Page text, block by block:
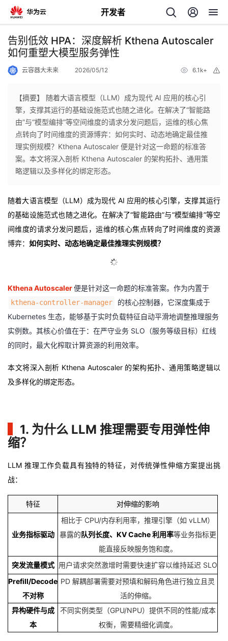
开发者
返
回
个
人
主
页
我
的
开
发
者
博
客
的
论
坛
我
的
圈
我
的
我
动
关
注
我
的
开
发
堂
我
的
我
证
实
验
的
收
我
的
Programs
我
的
我
的
技
持
我
的
建
议
告别低效 HPA：深度解析 Kthena Autoscaler
如何重塑大模型服务弹性
云容器大未来 2026/05/12 6.1k+
【摘要】 随着大语言模型（LLM）成为现代 AI 应用的核心引
擎，支撑其运行的基础设施范式也随之进化。在解决了“智能路
由”与“模型编排”等空间维度的请求分发问题后，运维的核心焦
点转向了时间维度的资源博弈：如何实时、动态地确定最佳推
理实例规模？Kthena Autoscaler 便是针对这一命题的标准答
案。本文将深入剖析 Kthena Autoscaler 的架构拓扑、通用策
略逻辑以及多样化的绑定形态。
随着大语言模型（LLM）成为现代 AI 应用的核心引擎，支撑其运行
的基础设施范式也随之进化。在解决了“智能路由”与“模型编排”等空
间维度的请求分发问题后，运维的核心焦点转向了时间维度的资源
博弈： 如何实时、动态地确定最佳推理实例规模？
Kthena Autoscaler便是针对这一命题的标准答案。作为内置于
kthena-controller-manager
的核心控制器，它深度集成于
Kubernetes 生态，能够基于实时负载特征自动平滑地调整推理服务
实例数。其核心价值在于：在严守业务 SLO（服务等级目标）红线
的同时，最大化榨取计算资源的利用效率。
本文将深入剖析 Kthena Autoscaler 的架构拓扑、通用策略逻辑以
及多样化的绑定形态。
1. 为什么 LLM 推理需要专用弹性伸
缩？
LLM 推理工作负载具有独特的特征，对传统弹性伸缩方案提出挑
战：
特征 对伸缩的影响
业务指标驱动
相比于 CPU/内存利用率，推理引擎（如 vLLM）
暴露的队列长度、KV Cache 利用率等业务指标更
能直接反映服务饱和度。
突发流量模式 用户请求突然激增时需要快速扩容以维持延迟 SLO
Prefill/Decode
不对称
PD 解耦部署需要对预填和解码角色进行独立且灵
活的伸缩。
异构硬件与成
本
不同实例类型（GPU/NPU）提供不同的性能/成本
权衡，需要精细化调度。